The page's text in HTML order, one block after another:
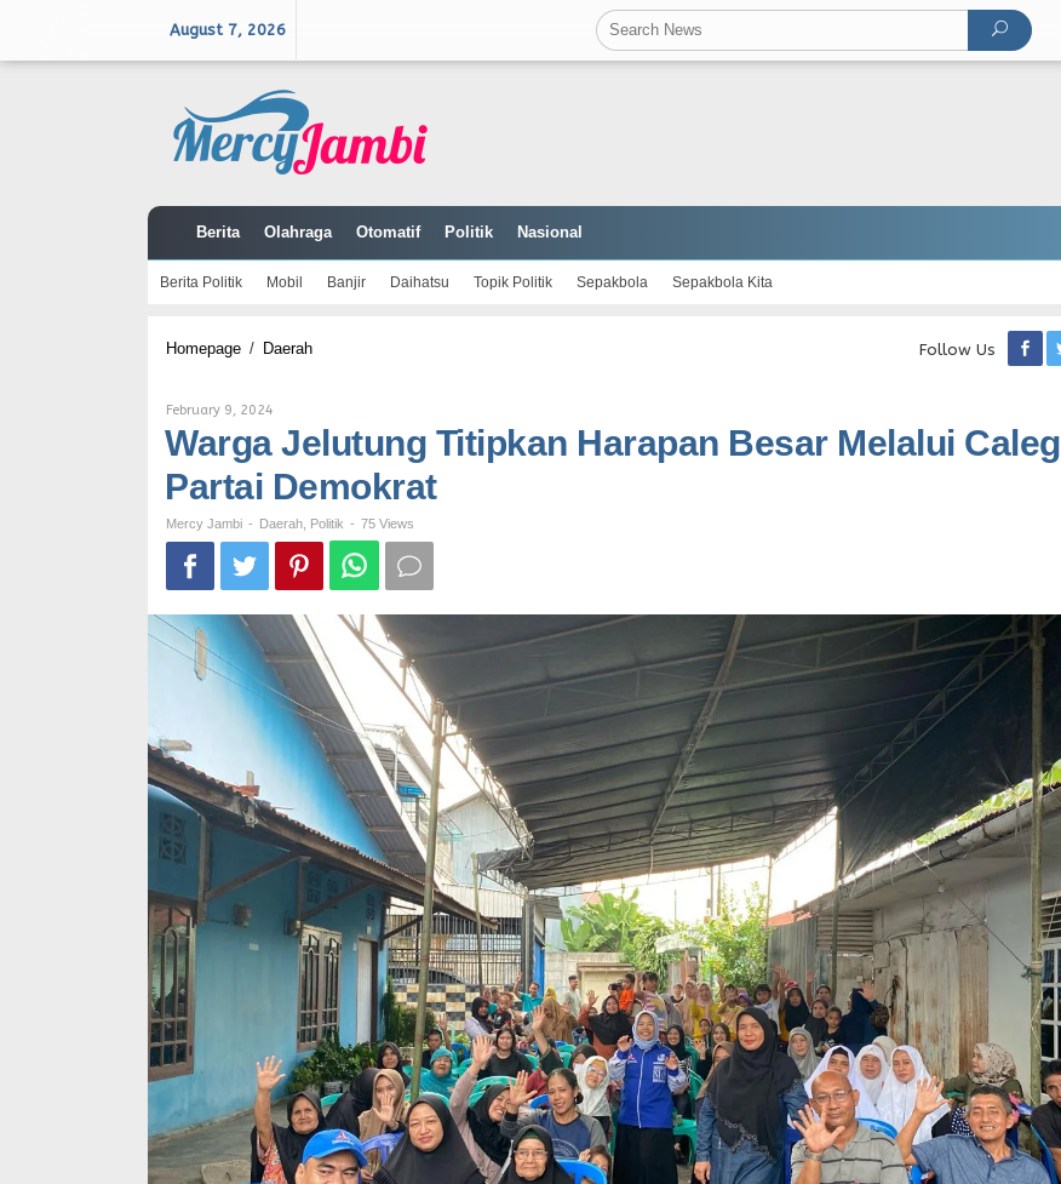
August 7, 2026
Berita Olahraga Otomatif Politik Nasional
Berita Politik Mobil Banjir Daihatsu Topik Politik Sepakbola Sepakbola Kita
Homepage / DaerahWarga
Besar
Melalui
Partai
Demokrat
Follow Us
February 9, 2024
Jambi
Warga Jelutung Titipkan Harapan Besar Melalui Caleg
Partai Demokrat
Mercy Jambi - Daerah Politik - 75 Views